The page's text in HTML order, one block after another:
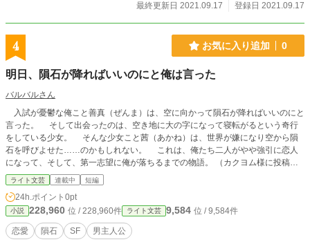
最終更新日 2021.09.17
登録日 2021.09.17
4 お気に入り追加 0
明日、隕石が降ればいいのにと俺は言った
バルバルさん
入試が憂鬱な俺こと善真（ぜんま）は、空に向かって隕石が降ればいいのにと
言った。 そして出会ったのは、空き地に大の字になって寝転がるという奇行
をしている少女。 そんな少女こと茜（あかね）は、世界が嫌になり空から隕
石を呼びよせた……のかもしれない。 これは、俺たち二人がやや強引に恋人
になって、そして、第一志望に俺が落ちるまでの物語。 （カクヨム様に投稿し
た物を加筆修正したものです）
ライト文芸 連載中 短編
24h.ポイント 0pt
小説 228,960 位 / 228,960件 ライト文芸 9,584 位 / 9,584件
恋愛 隕石 SF 男主人公